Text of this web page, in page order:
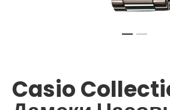
на
галерия
Casio